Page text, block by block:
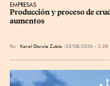
EMPRESAS
Producción y proceso de
aumentos
Por Karol García Zubía 03/08/2026 - 2:28